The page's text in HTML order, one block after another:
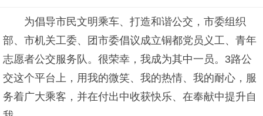
为倡导市民文明乘车、打造和谐公交，市委组织
部、市机关工委、团市委倡议成立铜都党员义工、青年
志愿者公交服务队。很荣幸，我成为其中一员。3路公
交这个平台上，用我的微笑、我的热情、我的耐心，服
务着广大乘客，并在付出中收获快乐、在奉献中提升自